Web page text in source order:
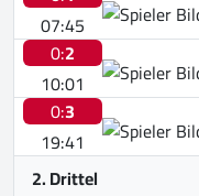
07:45
0:2
10:01
0:3
19:41
2. Drittel